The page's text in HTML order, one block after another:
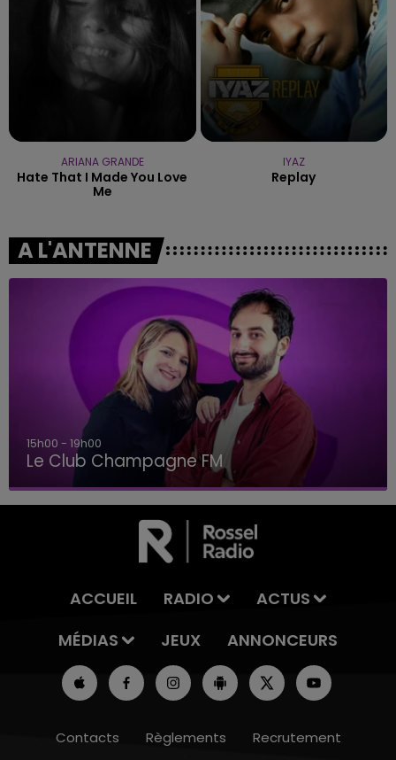
ARIANA GRANDE
Hate That I Made You Love
Me
IYAZ
Replay
A L'ANTENNE
15h00 - 19h00
Le Club Champagne FM
ACCUEIL RADIO
ACTUS
MÉDIAS
JEUX ANNONCEURS
Contacts Règlements Recrutement